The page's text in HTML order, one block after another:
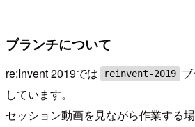
ブランチについて
re:Invent 2019では reinvent-2019
しています。
セッション動画を見ながら作業する